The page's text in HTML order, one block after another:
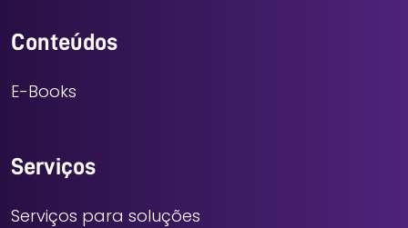
Conteúdos
E-Books
Serviços
Serviços para soluções